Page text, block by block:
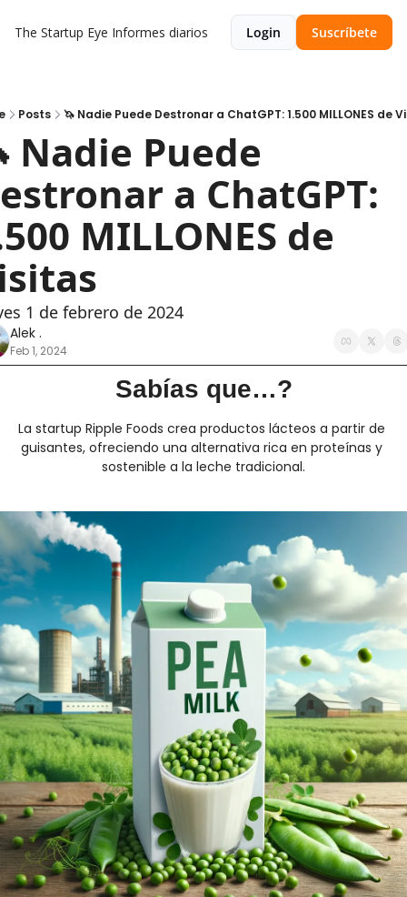
The Startup Eye Informes diarios Login Suscríbete
Posts 🦄 Nadie Puede Destronar a ChatGPT: 1.500 MILLONES de
Nadie Puede
a ChatGPT:
MILLONES de
1 de febrero de 2024
Alek .
Feb 1, 2024
Sabías que…?
La startup Ripple Foods crea productos lácteos a partir de
guisantes, ofreciendo una alternativa rica en proteínas y
sostenible a la leche tradicional.